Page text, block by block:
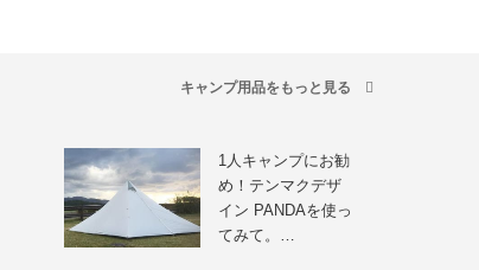
キャンプ用品をもっと見る
1人キャンプにお勧
め！テンマクデザ
イン PANDAを使っ
てみて。…